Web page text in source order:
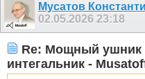
Мусатов
02.05.2026 23:18
Re: Мощный
интегальник -